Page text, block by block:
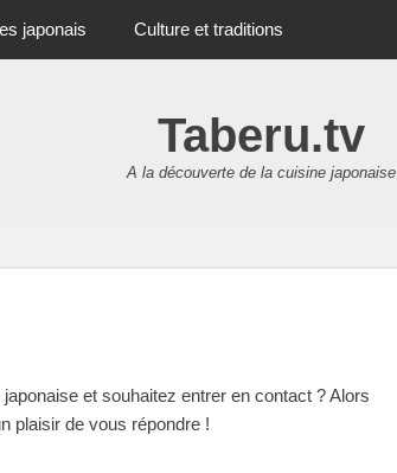
japonais Culture et traditions
Taberu.tv
A la découverte de la cuisine japonaise
et souhaitez entrer en contact ? Alors
plaisir de vous répondre !